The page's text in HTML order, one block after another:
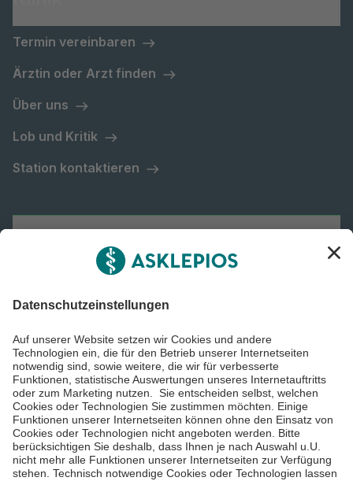
Termin vereinbaren
Ärztin oder Arzt finden
Über uns
Lob und Kritik
Station kontaktieren
Asklepios Gruppe
Impressum